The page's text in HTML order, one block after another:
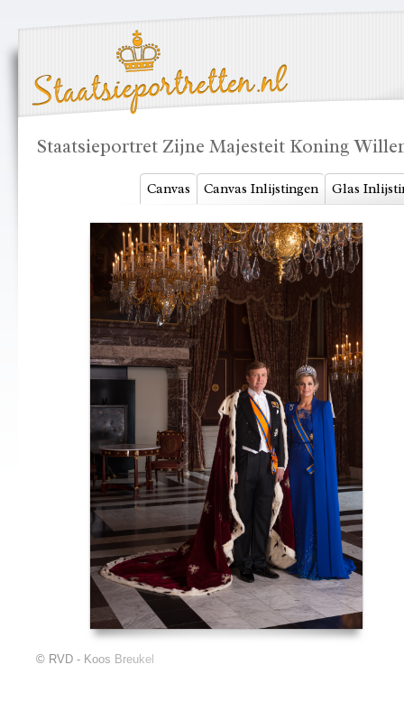
Staatsieportret Zijne Majesteit Koning
Canvas Canvas Inlijstingen Glas
© RVD - Koos Breukel